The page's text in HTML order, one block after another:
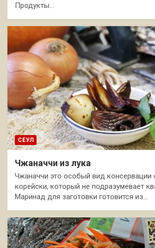
Продукты…
СЕУЛ
Чжаначчи из лука
Чжаначчи это особый вид
корейски, который не подразумевает
Маринад для заготовки готовится из…